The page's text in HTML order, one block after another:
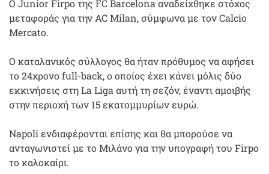
Ο Junior Firpo της FC Barcelona αναδείχθηκε στόχος
μεταφοράς για την AC Milan, σύμφωνα με τον Calcio
Mercato.
Ο καταλανικός σύλλογος θα ήταν πρόθυμος να αφήσει
το 24χρονο full-back, ο οποίος έχει κάνει μόλις δύο
εκκινήσεις στη La Liga αυτή τη σεζόν, έναντι αμοιβής
στην περιοχή των 15 εκατομμυρίων ευρώ.
Napoli ενδιαφέρονται επίσης και θα μπορούσε να
ανταγωνιστεί με το Μιλάνο για την υπογραφή του Firpo
το καλοκαίρι.